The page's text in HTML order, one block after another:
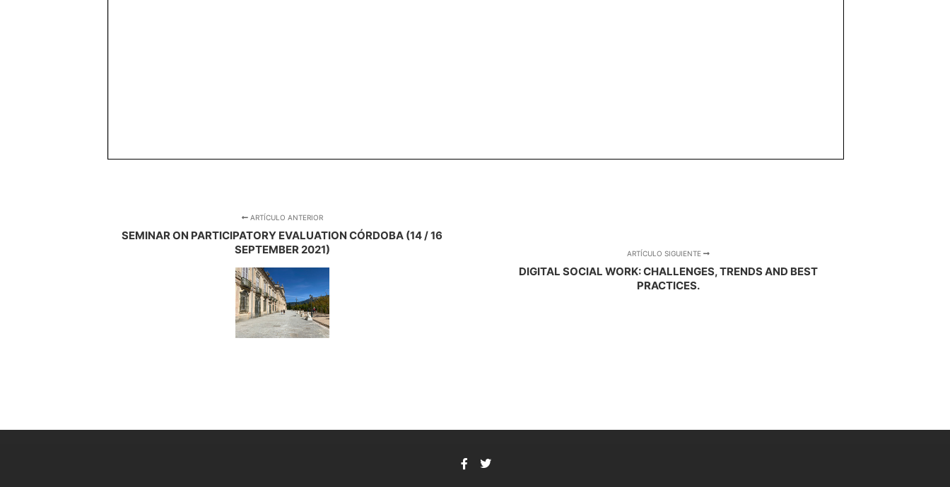
ARTÍCULO ANTERIOR
SEMINAR ON PARTICIPATORY EVALUATION CÓRDOBA (14 / 16
SEPTEMBER 2021)
ARTÍCULO SIGUIENTE
DIGITAL SOCIAL WORK: CHALLENGES, TRENDS AND BEST
PRACTICES.